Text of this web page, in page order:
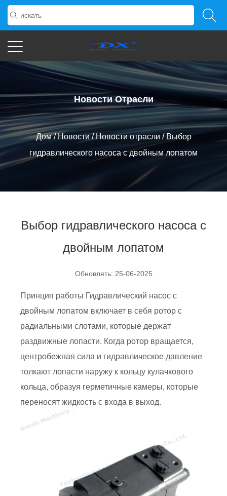
Новости Отрасли
Дом/Новости/Новости отрасли / Выбор
гидравлического насоса с двойным лопатом
Выбор гидравлического насоса с
двойным лопатом
Обновлять: 25-06-2025
Принцип работы Гидравлический насос с
двойным лопатом включает в себя ротор с
радиальными слотами, которые держат
раздвижные лопасти. Когда ротор вращается,
центробежная сила и гидравлическое давление
толкают лопасти наружу к кольцу кулачкового
кольца, образуя герметичные камеры, которые
переносят жидкость с входа в выход.